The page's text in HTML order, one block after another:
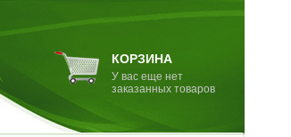
КОРЗИНА
У вас еще нет
заказанных товаров